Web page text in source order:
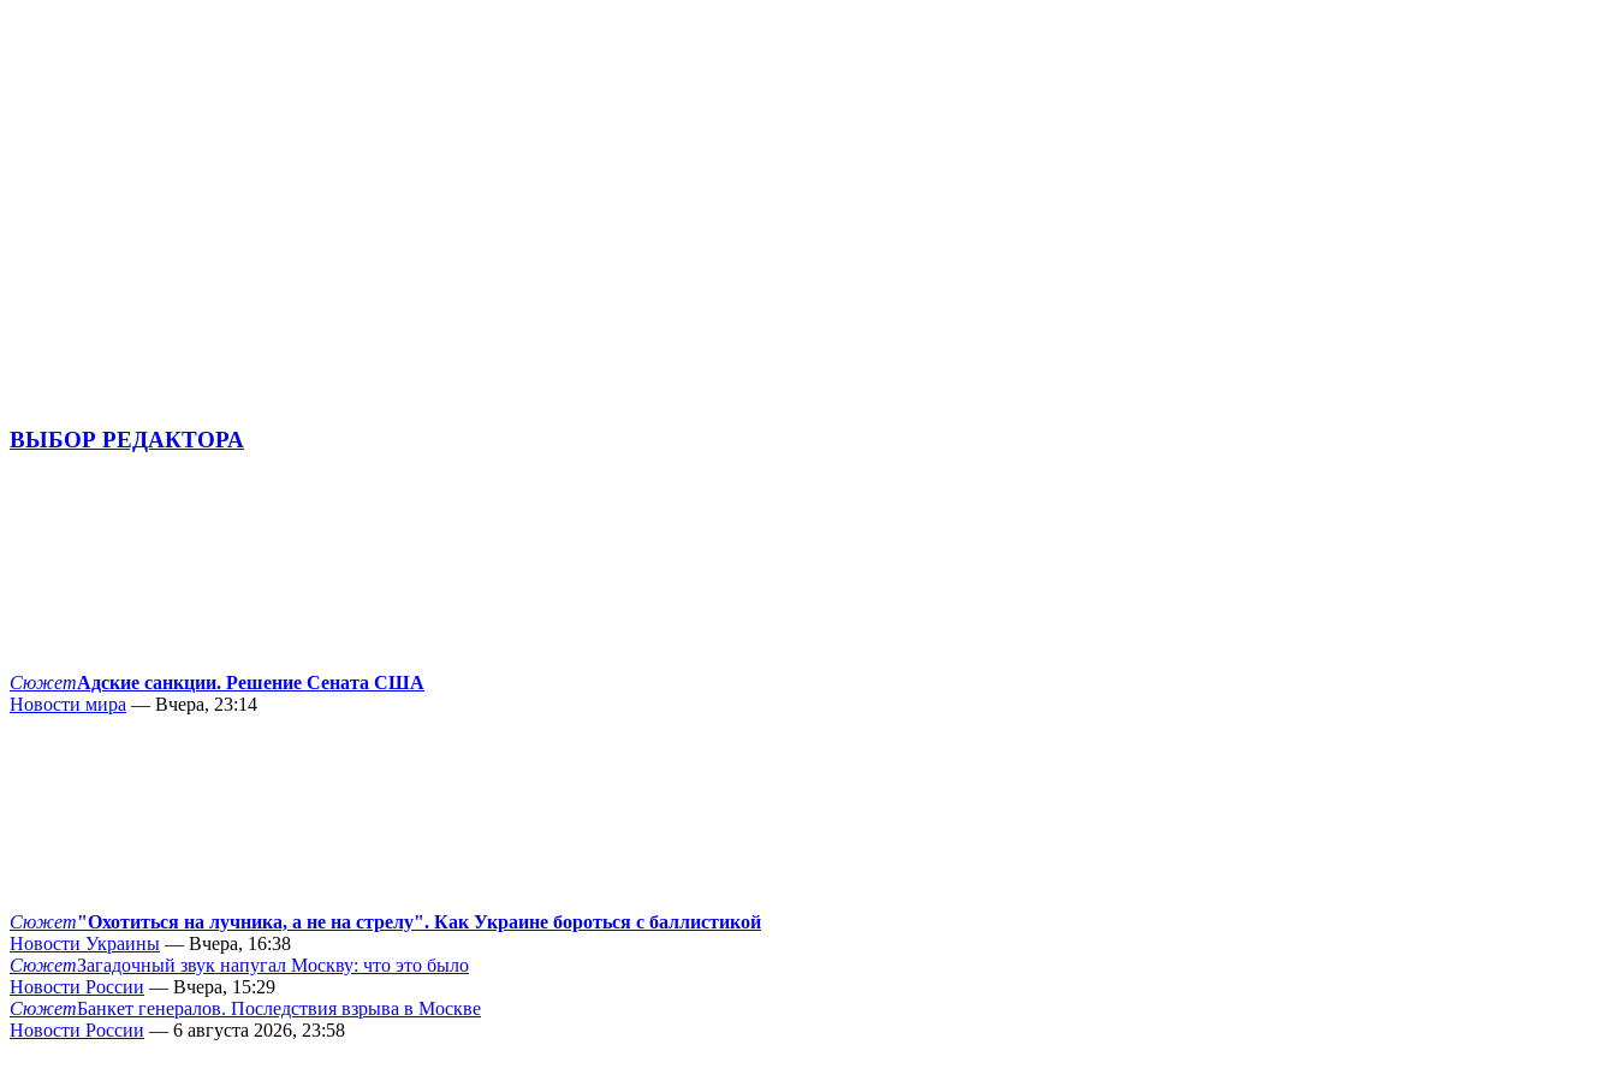
ВЫБОР РЕДАКТОРА
СюжетАдские санкции. Решение Сената США
Новости мира — Вчера, 23:14
Сюжет"Охотиться на лучника, а не на стрелу". Как Украине бороться с баллистикой
Новости Украины — Вчера, 16:38
СюжетЗагадочный звук напугал Москву: что это было
Новости России — Вчера, 15:29
СюжетБанкет генералов. Последствия взрыва в Москве
Новости России — 6 августа 2026, 23:58